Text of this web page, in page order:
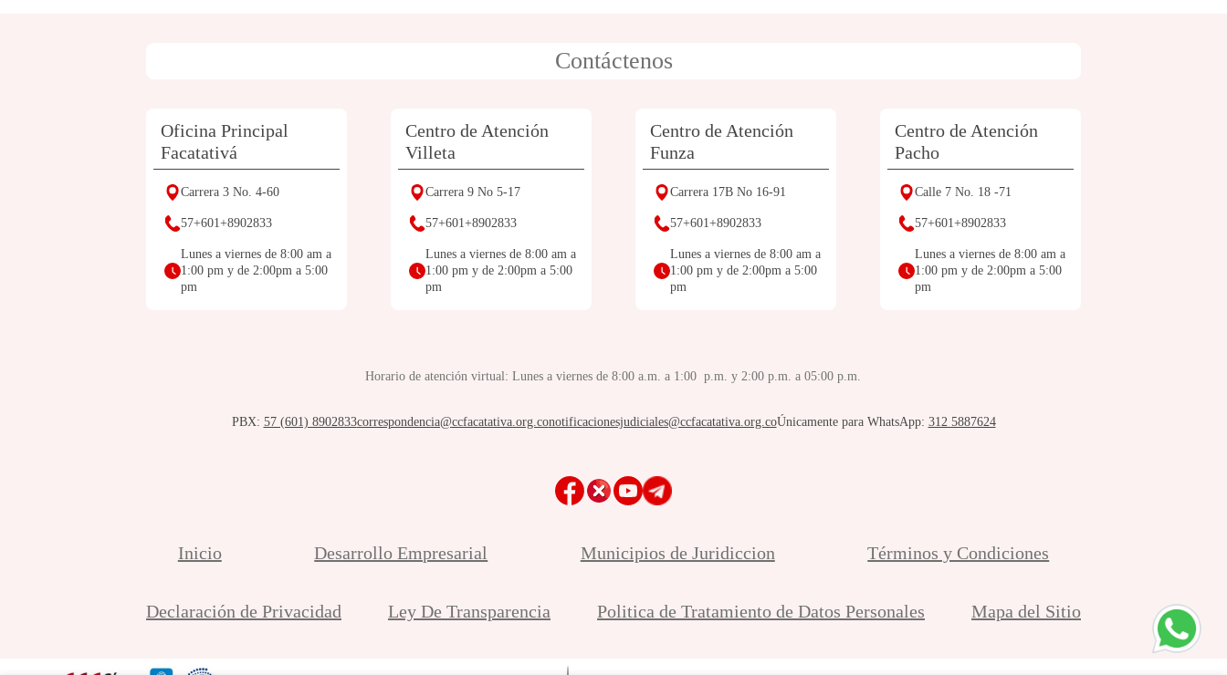
Contáctenos
Oficina Principal
Facatativá
Carrera 3 No. 4-60
57+601+8902833
Lunes a viernes de 8:00 am a
1:00 pm y de 2:00pm a 5:00
pm
Centro de Atención
Villeta
Carrera 9 No 5-17
57+601+8902833
Lunes a viernes de 8:00 am a
1:00 pm y de 2:00pm a 5:00
pm
Centro de Atención
Funza
Carrera 17B No 16-91
57+601+8902833
Lunes a viernes de 8:00 am a
1:00 pm y de 2:00pm a 5:00
pm
Centro de Atención
Pacho
Calle 7 No. 18 -71
57+601+8902833
Lunes a viernes de 8:00 am a
1:00 pm y de 2:00pm a 5:00
pm
Horario de atención virtual: Lunes a viernes de 8:00 a.m. a 1:00 p.m. y 2:00 p.m. a 05:00 p.m.
PBX: 57 (601) 8902833correspondencia@ccfacatativa.org.conotificacionesjudiciales@ccfacatativa.org.coÚnicamente para WhatsApp: 312 5887624
Inicio Desarrollo Empresarial Municipios de Juridiccion Términos y Condiciones
Declaración de Privacidad Ley De Transparencia Politica de Tratamiento de Datos Personales Mapa del Sitio